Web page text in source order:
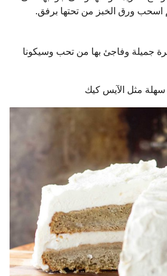
ورق الخبز من تحتها برفق.
جميلة وفاجئ بها من تحب وسيكونا
مثل الآيس كيك